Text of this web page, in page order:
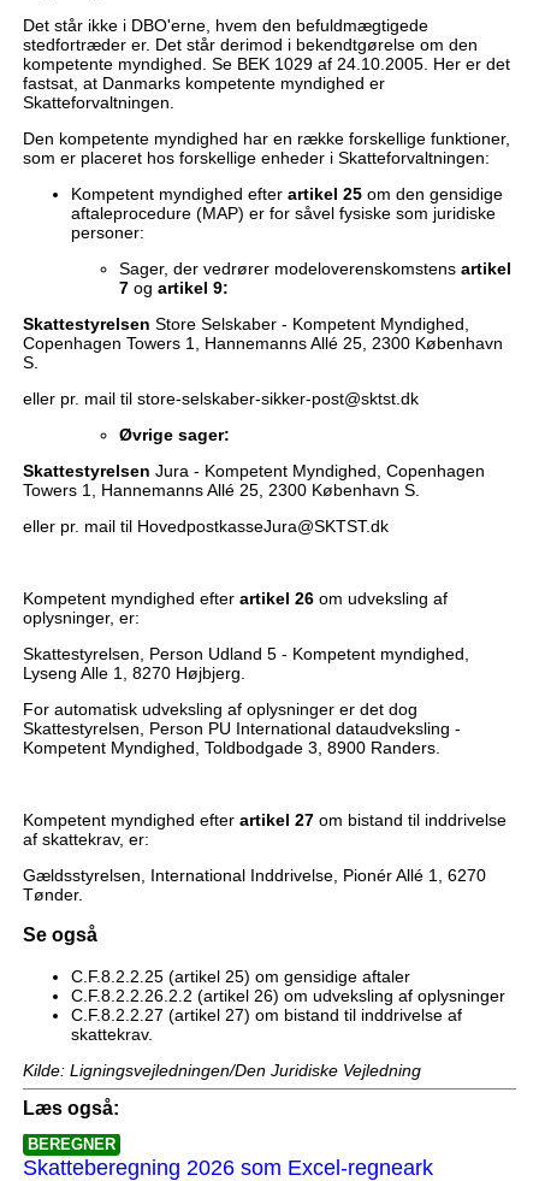
Det står ikke i DBO'erne, hvem den befuldmægtigede
stedfortræder er. Det står derimod i bekendtgørelse om den
kompetente myndighed. Se BEK 1029 af 24.10.2005. Her er det
fastsat, at Danmarks kompetente myndighed er
Skatteforvaltningen.
Den kompetente myndighed har en række forskellige funktioner,
som er placeret hos forskellige enheder i Skatteforvaltningen:
Kompetent myndighed efter artikel 25om den gensidige
aftaleprocedure (MAP) er for såvel fysiske som juridiske
personer:
Sager, der vedrører modeloverenskomstensartikel
7 og artikel 9:
Skattestyrelsen Store Selskaber - Kompetent Myndighed,
Copenhagen Towers 1, Hannemanns Allé 25, 2300 København
S.
eller pr. mail til store-selskaber-sikker-post@sktst.dk
Øvrige sager:
Skattestyrelsen Jura - Kompetent Myndighed, Copenhagen
Towers 1, Hannemanns Allé 25, 2300 København S.
eller pr. mail til HovedpostkasseJura@SKTST.dk
Kompetent myndighed efter artikel 26om udveksling af
oplysninger, er:
Skattestyrelsen, Person Udland 5 - Kompetent myndighed,
Lyseng Alle 1, 8270 Højbjerg.
For automatisk udveksling af oplysninger er det dog
Skattestyrelsen, Person PU International dataudveksling -
Kompetent Myndighed, Toldbodgade 3, 8900 Randers.
Kompetent myndighed efter artikel 27om bistand til inddrivelse
af skattekrav, er:
Gældsstyrelsen, International Inddrivelse, Pionér Allé 1, 6270
Tønder.
Se også
C.F.8.2.2.25 (artikel 25) om gensidige aftaler
C.F.8.2.2.26.2.2 (artikel 26) om udveksling af oplysninger
C.F.8.2.2.27 (artikel 27) om bistand til inddrivelse af
skattekrav.
Kilde: Ligningsvejledningen/Den Juridiske Vejledning
Læs også:
BEREGNER
Skatteberegning 2026 som Excel-regneark